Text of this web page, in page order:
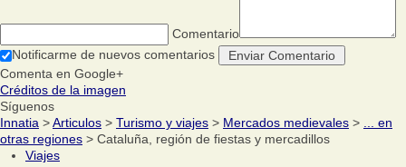
Comentario
Notificarme de nuevos comentarios
Comenta en Google+
Créditos de la imagen
Síguenos
Innatia >Articulos > Turismo y viajes > Mercados medievales > ... en
otras regiones > Cataluña, región de fiestas y mercadillos
Viajes